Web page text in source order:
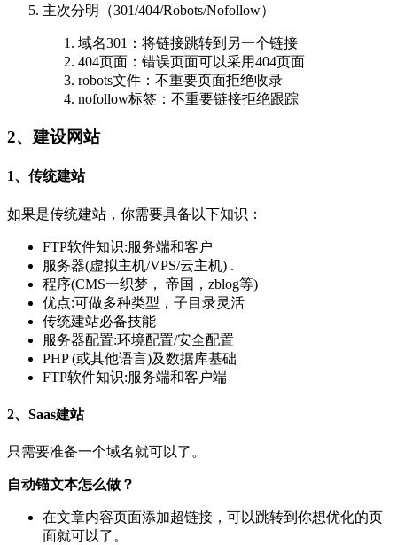
主次分明（301/404/Robots/Nofollow）
域名301：将链接跳转到另一个链接
404页面：错误页面可以采用404页面
robots文件：不重要页面拒绝收录
nofollow标签：不重要链接拒绝跟踪
2、建设网站
1、传统建站
如果是传统建站，你需要具备以下知识：
FTP软件知识:服务端和客户
服务器(虚拟主机/VPS/云主机) .
程序(CMS一织梦， 帝国，zblog等)
优点:可做多种类型，子目录灵活
传统建站必备技能
服务器配置:环境配置/安全配置
PHP (或其他语言)及数据库基础
FTP软件知识:服务端和客户端
2、Saas建站
只需要准备一个域名就可以了。
自动锚文本怎么做？
在文章内容页面添加超链接，可以跳转到你想优化的页
面就可以了。